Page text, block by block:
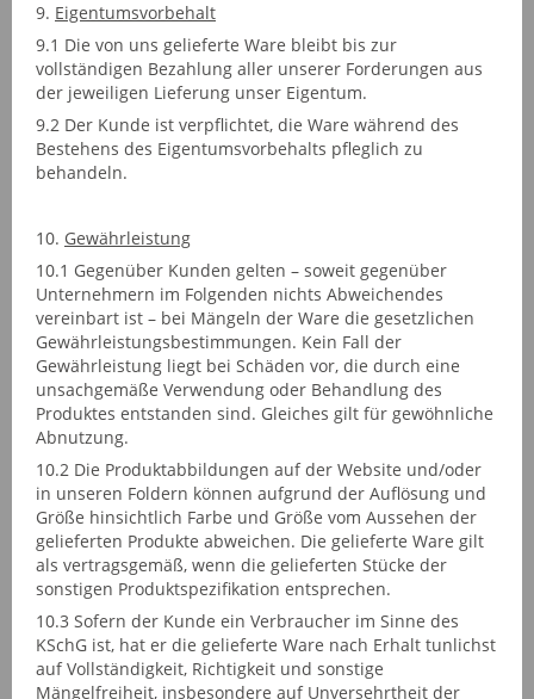
9. Eigentumsvorbehalt
9.1 Die von uns gelieferte Ware bleibt bis zur
vollständigen Bezahlung aller unserer Forderungen aus
der jeweiligen Lieferung unser Eigentum.
9.2 Der Kunde ist verpflichtet, die Ware während des
Bestehens des Eigentumsvorbehalts pfleglich zu
behandeln.
10. Gewährleistung
10.1 Gegenüber Kunden gelten – soweit gegenüber
Unternehmern im Folgenden nichts Abweichendes
vereinbart ist – bei Mängeln der Ware die gesetzlichen
Gewährleistungsbestimmungen. Kein Fall der
Gewährleistung liegt bei Schäden vor, die durch eine
unsachgemäße Verwendung oder Behandlung des
Produktes entstanden sind. Gleiches gilt für gewöhnliche
Abnutzung.
10.2 Die Produktabbildungen auf der Website und/oder
in unseren Foldern können aufgrund der Auflösung und
Größe hinsichtlich Farbe und Größe vom Aussehen der
gelieferten Produkte abweichen. Die gelieferte Ware gilt
als vertragsgemäß, wenn die gelieferten Stücke der
sonstigen Produktspezifikation entsprechen.
10.3 Sofern der Kunde ein Verbraucher im Sinne des
KSchG ist, hat er die gelieferte Ware nach Erhalt tunlichst
auf Vollständigkeit, Richtigkeit und sonstige
Mängelfreiheit, insbesondere auf Unversehrtheit der